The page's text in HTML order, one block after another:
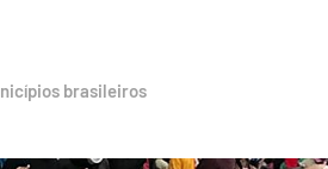
brasileiros